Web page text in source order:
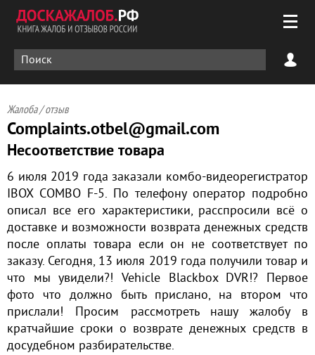
Жалоба / отзыв
Complaints.otbel@gmail.com
Несоответствие товара
6 июля 2019 года заказали комбо-видеорегистратор
IBOX COMBO F-5. По телефону оператор подробно
описал все его характеристики, расспросили всё о
доставке и возможности возврата денежных средств
после оплаты товара если он не соответствует по
заказу. Сегодня, 13 июля 2019 года получили товар и
что мы увидели?! Vehicle Blackbox DVR!? Первое
фото что должно быть прислано, на втором что
прислали! Просим рассмотреть нашу жалобу в
кратчайшие сроки о возврате денежных средств в
досудебном разбирательстве.